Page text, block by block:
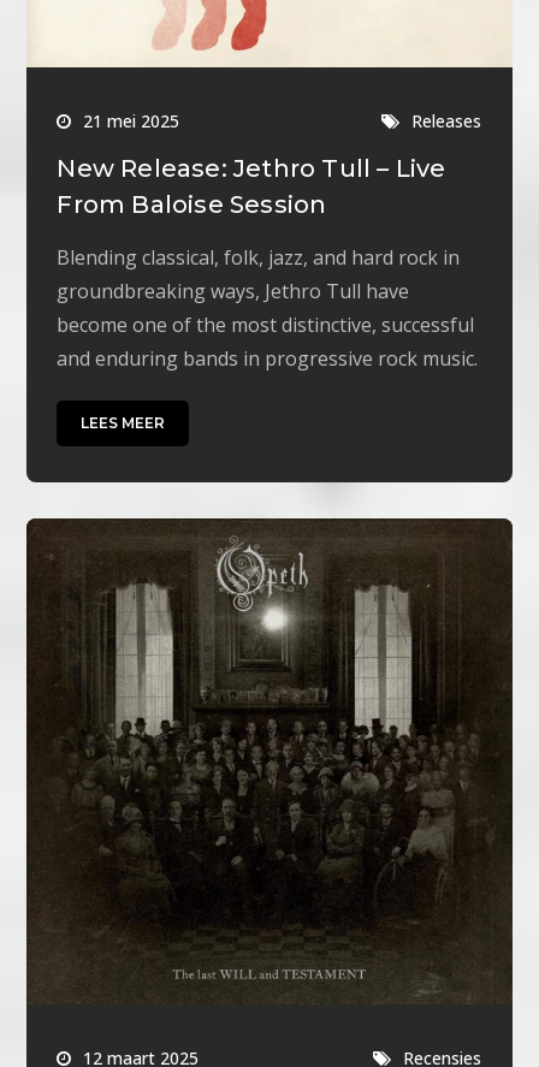
21 mei 2025 Releases
New Release: Jethro Tull – Live
From Baloise Session
Blending classical, folk, jazz, and hard rock in
groundbreaking ways, Jethro Tull have
become one of the most distinctive, successful
and enduring bands in progressive rock music.
LEES MEER
12 maart 2025 Recensies